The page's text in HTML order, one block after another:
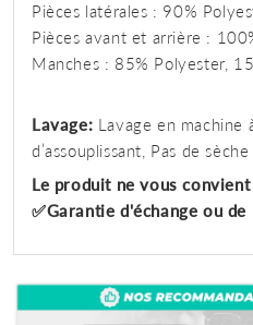
Pièces latérales : 90%
Pièces avant et arrière :
Manches : 85% Polyester,
Lavage: Lavage en machine
d’assouplissant, Pas de
Le produit ne vous convient
✅Garantie d'échange ou